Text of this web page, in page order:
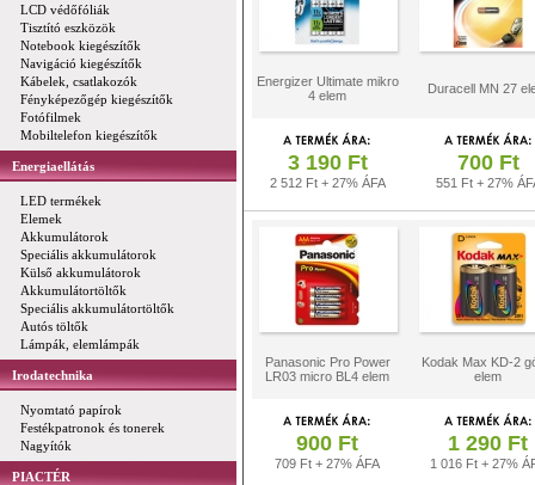
LCD védőfóliák
Tisztító eszközök
Notebook kiegészítők
Navigáció kiegészítők
Kábelek, csatlakozók
Fényképezőgép kiegészítők
Fotófilmek
Mobiltelefon kiegészítők
Energiaellátás
LED termékek
Elemek
Akkumulátorok
Speciális akkumulátorok
Külső akkumulátorok
Akkumulátortöltők
Speciális akkumulátortöltők
Autós töltők
Lámpák, elemlámpák
Irodatechnika
Nyomtató papírok
Festékpatronok és tonerek
Nagyítók
PIACTÉR
Energizer Ultimate mikro
4 elem
Duracell MN 27
3 190 Ft
2 512 Ft + 27% ÁFA
700 Ft
551 Ft + 27%
Panasonic Pro Power
LR03 micro BL4 elem
Kodak Max KD-2
elem
900 Ft
709 Ft + 27% ÁFA
1 290 Ft
1 016 Ft + 27%